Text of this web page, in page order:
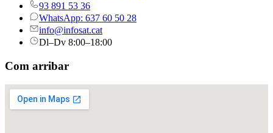
93 891 53 36
WhatsApp: 637 60 50 28
info@infosat.cat
Dl–Dv 8:00–18:00
Com arribar